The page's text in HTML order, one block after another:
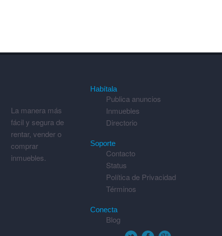
La manera más
fácil y segura de
rentar, vender o
comprar
inmuebles.
Habítala
Publica anuncios
Inmuebles
Directorio
Soporte
Contacto
Status
Política de Privacidad
Términos
Conecta
Blog